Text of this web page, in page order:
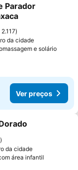
favoritos
Parador
2.117
da cidade
e solário
Ver preços
favoritos
da cidade
área infantil